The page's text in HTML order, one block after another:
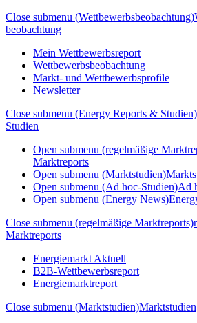
Close submenu (Wettbewerbs­beobachtung)
beobachtung
Mein Wettbewerbsreport
Wettbewerbsbeobachtung
Markt- und Wettbewerbsprofile
Newsletter
Close submenu (Energy Reports & Studien)
Studien
Open submenu (regelmäßige
Marktreports
Open submenu (Marktstudien)
Open submenu (Ad hoc-Studien)Ad
Open submenu (Energy News)
Close submenu (regelmäßige Marktreports)
Marktreports
Energiemarkt Aktuell
B2B-Wettbewerbsreport
Energiemarktreport
Close submenu (Marktstudien)Marktstudien